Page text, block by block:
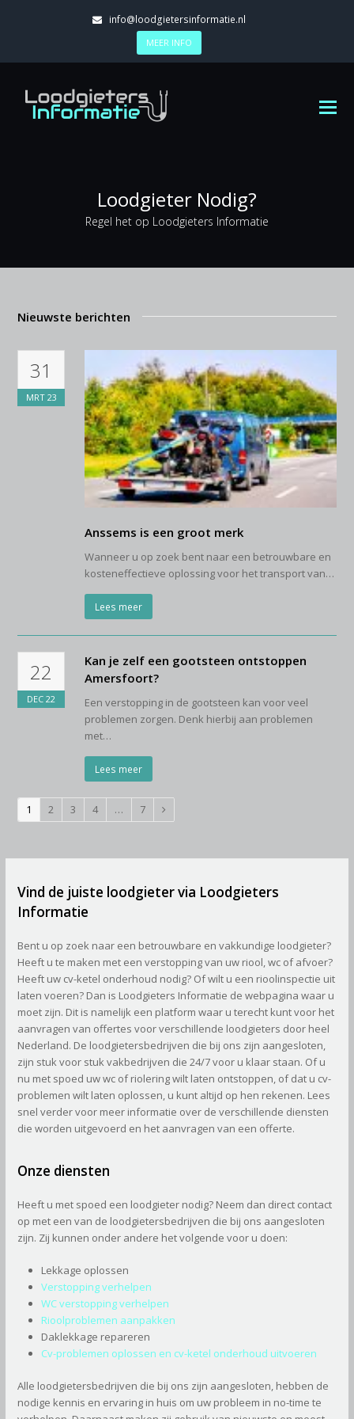
info@loodgietersinformatie.nl
MEER INFO
Loodgieter Nodig?
Regel het op Loodgieters Informatie
Nieuwste berichten
31
MRT 23
Anssems is een groot merk
Wanneer u op zoek bent naar een betrouwbare en
kosteneffectieve oplossing voor het transport van…
Lees meer
22
DEC 22
Kan je zelf een gootsteen ontstoppen
Amersfoort?
Een verstopping in de gootsteen kan voor veel
problemen zorgen. Denk hierbij aan problemen
met…
Lees meer
Page
1 Page
2 Page
3 Page
4 … Page
7
Vind de juiste loodgieter via Loodgieters
Informatie
Bent u op zoek naar een betrouwbare en vakkundige loodgieter?
Heeft u te maken met een verstopping van uw riool, wc of afvoer?
Heeft uw cv-ketel onderhoud nodig? Of wilt u een rioolinspectie uit
laten voeren? Dan is Loodgieters Informatie de webpagina waar u
moet zijn. Dit is namelijk een platform waar u terecht kunt voor het
aanvragen van offertes voor verschillende loodgieters door heel
Nederland. De loodgietersbedrijven die bij ons zijn aangesloten,
zijn stuk voor stuk vakbedrijven die 24/7 voor u klaar staan. Of u
nu met spoed uw wc of riolering wilt laten ontstoppen, of dat u cv-
problemen wilt laten oplossen, u kunt altijd op hen rekenen. Lees
snel verder voor meer informatie over de verschillende diensten
die worden uitgevoerd en het aanvragen van een offerte.
Onze diensten
Heeft u met spoed een loodgieter nodig? Neem dan direct contact
op met een van de loodgietersbedrijven die bij ons aangesloten
zijn. Zij kunnen onder andere het volgende voor u doen:
Lekkage oplossen
Verstopping verhelpen
WC verstopping verhelpen
Rioolproblemen aanpakken
Daklekkage repareren
Cv-problemen oplossen en cv-ketel onderhoud uitvoeren
Alle loodgietersbedrijven die bij ons zijn aangesloten, hebben de
nodige kennis en ervaring in huis om uw probleem in no-time te